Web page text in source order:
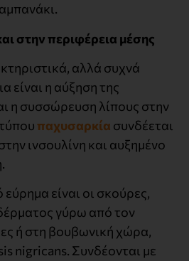
στην περιφέρεια μέσης
αλλά συχνά
είναι η αύξηση της
η συσσώρευση λίπους στην
παχυσαρκία συνδέεται
ινσουλίνη και αυξημένο
είναι οι σκούρες,
γύρω από τον
ή στη βουβωνική χώρα,
nigricans. Συνδέονται με